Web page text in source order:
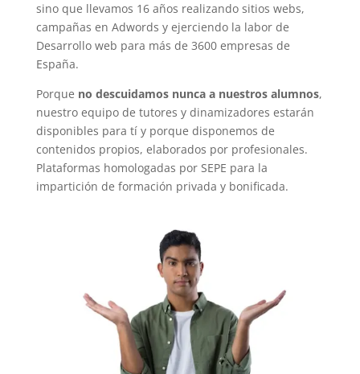
sino que llevamos 16 años realizando sitios webs,
campañas en Adwords y ejerciendo la labor de
Desarrollo web para más de 3600 empresas de
España.
Porque no descuidamos nunca a nuestros alumnos,
nuestro equipo de tutores y dinamizadores estarán
disponibles para tí y porque disponemos de
contenidos propios, elaborados por profesionales.
Plataformas homologadas por SEPE para la
impartición de formación privada y bonificada.